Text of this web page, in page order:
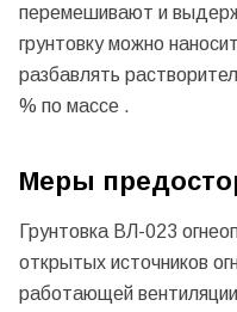
перемешивают и
грунтовку можно
разбавлять
% по массе .
Меры
Грунтовка ВЛ-023
открытых источников
работающей